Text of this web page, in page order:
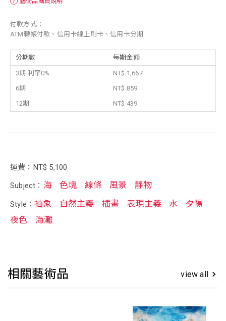
付款方式：
ATM轉帳付款、信用卡線上刷卡、信用卡分期
分期數 每期金額
3期 利率0%
NT$ 1,667
6期
NT$ 859
12期
NT$ 439
運費：NT$ 5,100
Subject： 海 色塊 線條 風景 靜物
Style：抽象 自然主義 插畫 表現主義 水
夕陽
夜色
海灘
相關藝術品 view all